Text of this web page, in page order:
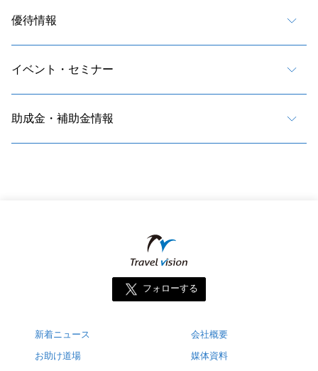
優待情報
イベント・セミナー
助成金・補助金情報
フォローする
新着ニュース
お助け道場
会社概要
媒体資料